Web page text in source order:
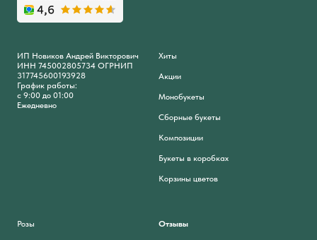
ИП Новиков Андрей Викторович
ИНН 745002805734 ОГРНИП
317745600193928
График работы:
с 9:00 до 01:00
Ежедневно
Хиты
Акции
Монобукеты
Сборные букеты
Композиции
Букеты в коробках
Корзины цветов
Розы Отзывы